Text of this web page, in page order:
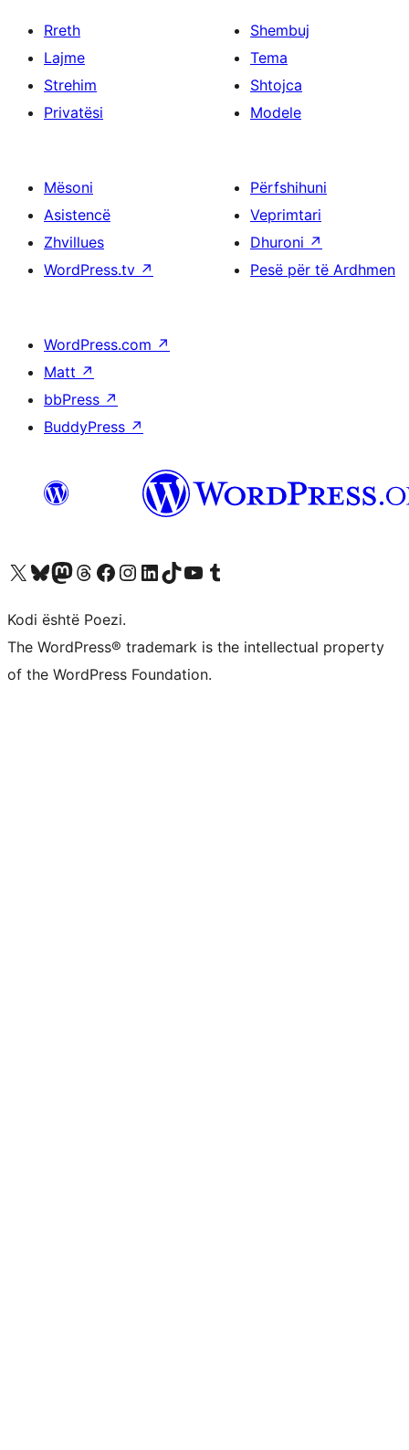
Rreth
Lajme
Strehim
Privatësi
Shembuj
Tema
Shtojca
Modele
Mësoni
Asistencë
Zhvillues
WordPress.tv ↗
Përfshihuni
Veprimtari
Dhuroni ↗
Pesë për të Ardhmen
WordPress.com ↗
Matt ↗
bbPress ↗
BuddyPress ↗
Vizitoni llogarinë tonë X (ish Twitter)
Vizitoni llogarinë tonë Bluesky
Vizitoni llogarinë tonë Mastodon
Vizitoni llogarinë tonë Threads
Vizitoni faqen tonë në Facebook
Vizitoni llogarinë tonë Instagram
Vizitoni llogarinë tonë LinkedIn
Vizitoni llogarinë tonë TikTok
Vizitoni kanalin tonë YouTube
Vizitoni llogarinë tonë Tumblr
Kodi është Poezi.
The WordPress® trademark is the intellectual property
of the WordPress Foundation.